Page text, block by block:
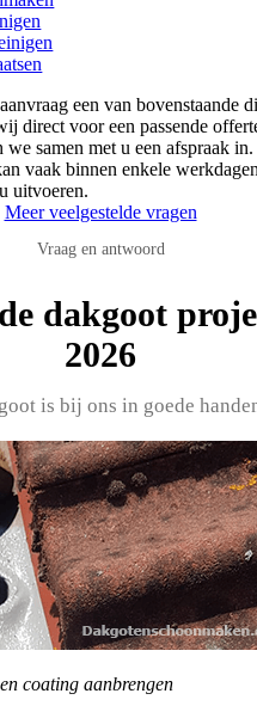
een van bovenstaande
direct voor een passende
samen met u een afspraak
vaak binnen enkele
uitvoeren.
Meer veelgestelde vragen
Vraag en antwoord
dakgoot
2026
is bij ons in goede
coating aanbrengen